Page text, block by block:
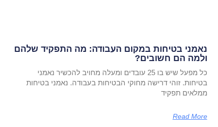
נאמני בטיחות במקום העבודה: מה התפקיד שלהם
ולמה הם חשובים?
כל מפעל שיש בו 25 עובדים ומעלה מחויב להכשיר נאמני
בטיחות. זוהי דרישה מחוקי הבטיחות בעבודה. נאמני בטיחות
ממלאים תפקיד
Read More